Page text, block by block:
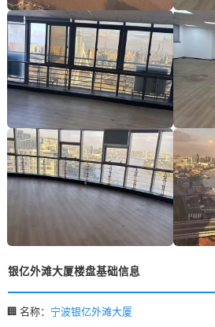
银亿外滩大厦楼盘基础信息
🏢 名称： 宁波银亿外滩大厦